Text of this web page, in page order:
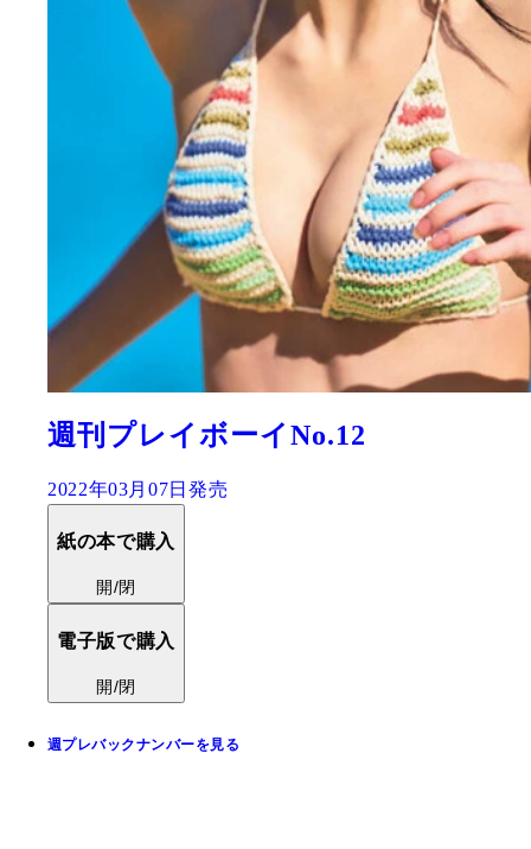
週刊プレイボーイNo.12
2022年03月07日発売
紙の本で購入
開/閉
電子版で購入
開/閉
週プレバックナンバーを見る